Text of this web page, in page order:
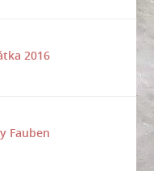
2016
Fauben